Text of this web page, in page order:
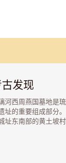
发现
河西周燕国墓地是
址的重要组成部分
址东南部的黄土坡